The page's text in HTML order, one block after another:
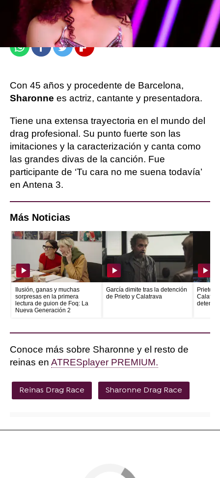
Madrid
Publicado:20 de febrero de 2022, 20:42
WhatsappFacebook
TwitterFlipboard
Con 45 años y procedente de Barcelona,
Sharonne es actriz, cantante y presentadora.
Tiene una extensa trayectoria en el mundo del
drag profesional. Su punto fuerte son las
imitaciones y la caracterización y canta como
las grandes divas de la canción. Fue
participante de ‘Tu cara no me suena todavía’
en Antena 3.
Más Noticias
Ilusión, ganas y muchas
sorpresas en la primera
lectura de guion de Foq: La
Nueva Generación 2
García dimite tras la detención
de Prieto y Calatrava
Prieto
Conoce más sobre Sharonne y el resto de
reinas en ATRESplayer PREMIUM.
Reinas Drag Race Sharonne Drag Race